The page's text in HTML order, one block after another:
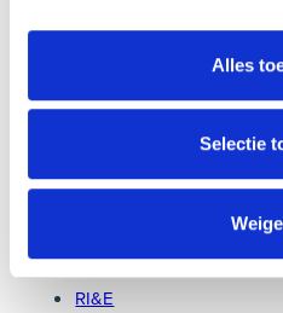
Alles
Selectie
Gerelateerde
RI&E